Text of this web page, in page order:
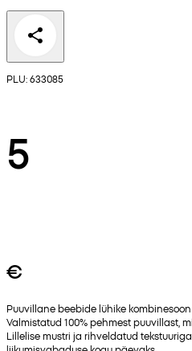
PLU: 633085
5
€
Puuvillane beebide lühike
Valmistatud 100% pehmest puuvillast,
Lillelise mustri ja rihveldatud